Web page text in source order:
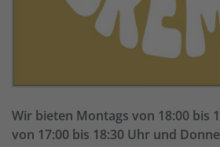
Wir bieten Montags von 18:00 bis
von 17:00 bis 18:30 Uhr und